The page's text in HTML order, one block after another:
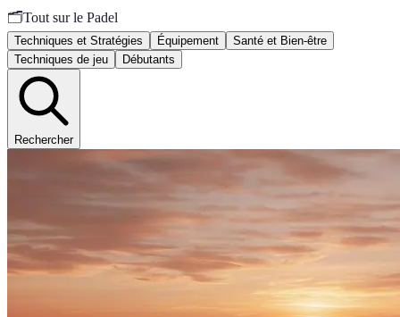
🗂️Tout sur le Padel
Techniques et Stratégies Équipement
Santé et Bien-être
Techniques de jeu
Débutants
Rechercher